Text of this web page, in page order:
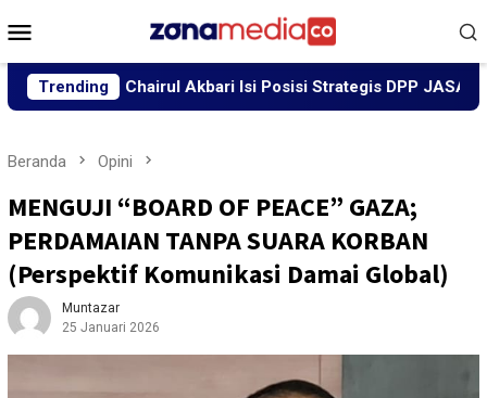
ke
Mobile
Trending
Akbari Isi Posisi Strategis DPP JASA Wapres
Beranda Opini
MENGUJI “BOARD OF PEACE” GAZA;
PERDAMAIAN TANPA SUARA KORBAN
(Perspektif Komunikasi Damai Global)
Muntazar
25 Januari 2026